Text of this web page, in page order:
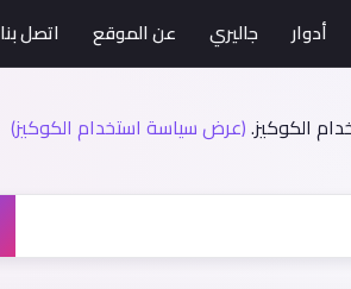
الكوكيز.(عرض سياسة استخدام الكوكيز)
أدوار جاليري عن الموقع اتصل بنا